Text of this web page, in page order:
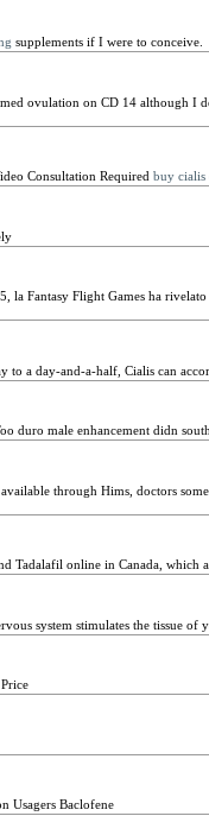
supplements if I were to conceive.
ovulation on CD 14 although I
Consultation Required buy cialis
la Fantasy Flight Games ha
to a day-and-a-half, Cialis can
duro male enhancement didn
through Hims, doctors
Tadalafil online in Canada, which
system stimulates the tissue of
Usagers Baclofene